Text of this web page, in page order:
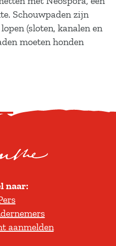
Schouwpaden zijn
(sloten, kanalen en
moeten honden
S
o
l
t
e
r
naar:
aanmelden